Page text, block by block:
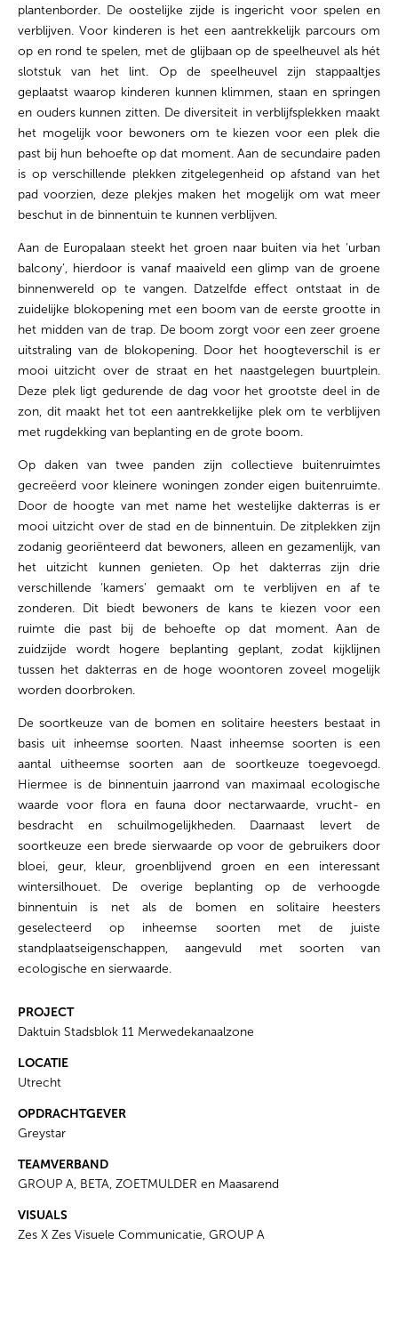
plantenborder. De oostelijke zijde is ingericht voor spelen en
verblijven. Voor kinderen is het een aantrekkelijk parcours om
op en rond te spelen, met de glijbaan op de speelheuvel als hét
slotstuk van het lint. Op de speelheuvel zijn stappaaltjes
geplaatst waarop kinderen kunnen klimmen, staan en springen
en ouders kunnen zitten. De diversiteit in verblijfsplekken maakt
het mogelijk voor bewoners om te kiezen voor een plek die
past bij hun behoefte op dat moment. Aan de secundaire paden
is op verschillende plekken zitgelegenheid op afstand van het
pad voorzien, deze plekjes maken het mogelijk om wat meer
beschut in de binnentuin te kunnen verblijven.
Aan de Europalaan steekt het groen naar buiten via het ‘urban
balcony’, hierdoor is vanaf maaiveld een glimp van de groene
binnenwereld op te vangen. Datzelfde effect ontstaat in de
zuidelijke blokopening met een boom van de eerste grootte in
het midden van de trap. De boom zorgt voor een zeer groene
uitstraling van de blokopening. Door het hoogteverschil is er
mooi uitzicht over de straat en het naastgelegen buurtplein.
Deze plek ligt gedurende de dag voor het grootste deel in de
zon, dit maakt het tot een aantrekkelijke plek om te verblijven
met rugdekking van beplanting en de grote boom.
Op daken van twee panden zijn collectieve buitenruimtes
gecreëerd voor kleinere woningen zonder eigen buitenruimte.
Door de hoogte van met name het westelijke dakterras is er
mooi uitzicht over de stad en de binnentuin. De zitplekken zijn
zodanig georiënteerd dat bewoners, alleen en gezamenlijk, van
het uitzicht kunnen genieten. Op het dakterras zijn drie
verschillende ‘kamers’ gemaakt om te verblijven en af te
zonderen. Dit biedt bewoners de kans te kiezen voor een
ruimte die past bij de behoefte op dat moment. Aan de
zuidzijde wordt hogere beplanting geplant, zodat kijklijnen
tussen het dakterras en de hoge woontoren zoveel mogelijk
worden doorbroken.
De soortkeuze van de bomen en solitaire heesters bestaat in
basis uit inheemse soorten. Naast inheemse soorten is een
aantal uitheemse soorten aan de soortkeuze toegevoegd.
Hiermee is de binnentuin jaarrond van maximaal ecologische
waarde voor flora en fauna door nectarwaarde, vrucht- en
besdracht en schuilmogelijkheden. Daarnaast levert de
soortkeuze een brede sierwaarde op voor de gebruikers door
bloei, geur, kleur, groenblijvend groen en een interessant
wintersilhouet. De overige beplanting op de verhoogde
binnentuin is net als de bomen en solitaire heesters
geselecteerd op inheemse soorten met de juiste
standplaatseigenschappen, aangevuld met soorten van
ecologische en sierwaarde.
PROJECT
Daktuin Stadsblok 11 Merwedekanaalzone
LOCATIE
Utrecht
OPDRACHTGEVER
Greystar
TEAMVERBAND
GROUP A, BETA, ZOETMULDER en Maasarend
VISUALS
Zes X Zes Visuele Communicatie, GROUP A